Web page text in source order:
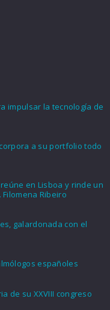
impulsar la tecnología de
a su portfolio todo
en Lisboa y rinde un
Ribeiro
galardonada con el
españoles
de su XXVIII congreso